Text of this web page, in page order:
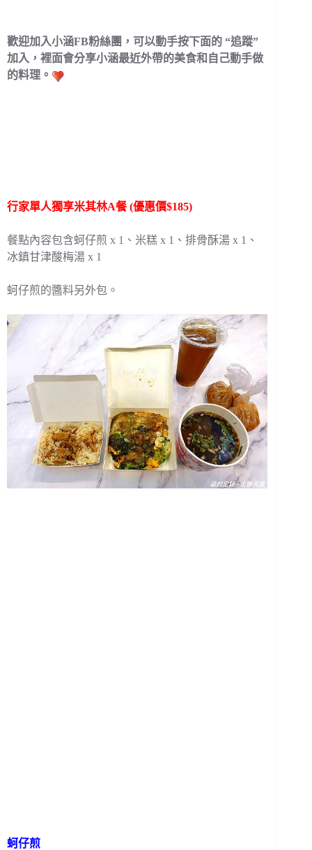
歡迎加入小涵FB粉絲團，可以動手按下面的 “追蹤”
加入，裡面會分享小涵最近外帶的美食和自己動手做
的料理。
行家單人獨享米其林A餐 (優惠價$185)
餐點內容包含蚵仔煎 x 1、米糕 x 1、排骨酥湯 x 1、
冰鎮甘津酸梅湯 x 1
蚵仔煎的醬料另外包。
蚵仔煎